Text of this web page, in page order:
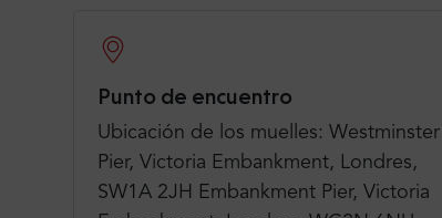
Punto de encuentro
Ubicación de los muelles: Westminster
Pier, Victoria Embankment, Londres,
SW1A 2JH Embankment Pier, Victoria